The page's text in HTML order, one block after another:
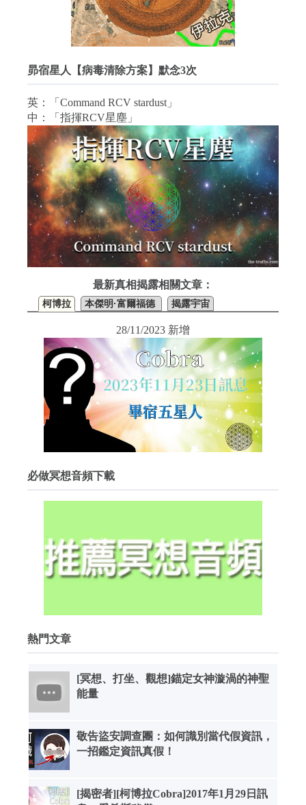
昴宿星人【病毒清除方案】默念3次
英：「Command RCV stardust」
中：「指揮RCV星塵」
最新真相揭露相關文章：
柯博拉 本傑明·富爾福德 揭露宇宙
28/11/2023 新增
必做冥想音頻下載
熱門文章
[冥想、打坐、觀想]錨定女神漩渦的神聖
能量
敬告盜安調查團：如何識別當代假資訊，
一招鑑定資訊真假！
[揭密者][柯博拉Cobra]2017年1月29日訊